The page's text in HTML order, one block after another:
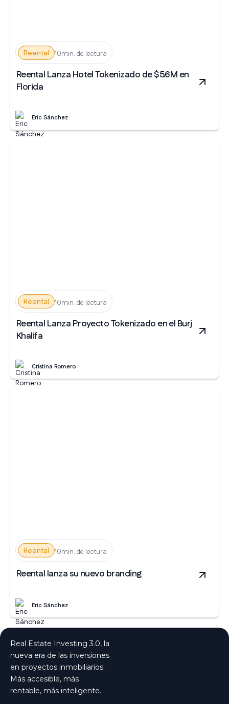
Reental 10min. de lectura
Reental Lanza Hotel Tokenizado de $5.6M en
Florida
Eric Sánchez
Reental 10min. de lectura
Reental Lanza Proyecto Tokenizado en el Burj
Khalifa
Cristina Romero
Reental 10min. de lectura
Reental lanza su nuevo branding
Eric Sánchez
Real Estate Investing 3.0, la
nueva era de las inversiones
en proyectos inmobiliarios.
Más accesible, más
rentable, más inteligente.